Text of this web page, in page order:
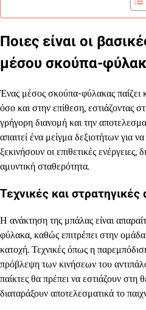
Ποιες είναι οι
μέσου σκούπα-
Ένας μέσος σκούπα-φύλακας παίζει
όσο και στην επίθεση, εστιάζοντας
γρήγορη διανομή και την
απαιτεί ένα μείγμα δεξιοτήτων για
ξεκινήσουν οι επιθετικές
αμυντική σταθερότητα.
Τεχνικές και
Η ανάκτηση της μπάλας είναι
φύλακα, καθώς επιτρέπει στην
κατοχή. Τεχνικές όπως η
πρόβλεψη των κινήσεων του
παίκτες θα πρέπει να εστιάζουν στη
διαταράξουν αποτελεσματικά το